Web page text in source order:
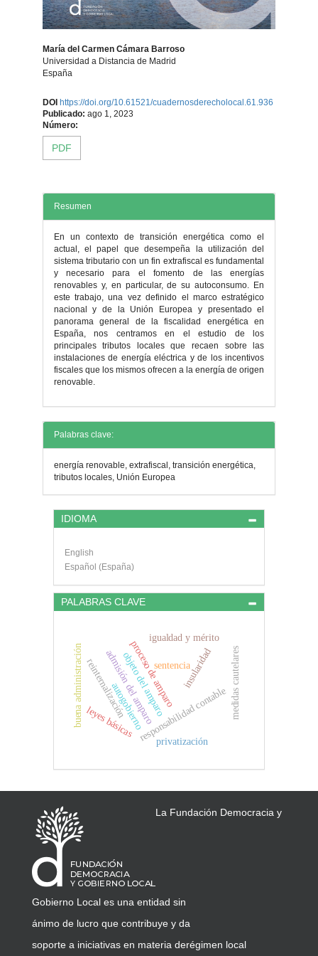
María del Carmen Cámara Barroso
Universidad a Distancia de Madrid
España
Contenido
principal
del
DOI https://doi.org/10.61521/cuadernosderecholocal.61.936
Publicado: ago 1, 2023
Número:
PDF
Resumen
En un contexto de transición energética como el
actual, el papel que desempeña la utilización del
sistema tributario con un fin extrafiscal es fundamental
y necesario para el fomento de las energías
renovables y, en particular, de su autoconsumo. En
este trabajo, una vez definido el marco estratégico
nacional y de la Unión Europea y presentado el
panorama general de la fiscalidad energética en
España, nos centramos en el estudio de los
principales tributos locales que recaen sobre las
instalaciones de energía eléctrica y de los incentivos
fiscales que los mismos ofrecen a la energía de origen
renovable.
Detalles
del
artículo
Palabras clave:
energía renovable, extrafiscal, transición energética,
tributos locales, Unión Europea
IDIOMA
English
Español (España)
PALABRAS CLAVE
responsabilidad contable
insularidad
sentencia
objeto del amparo
admisión del amparo
proceso de amparo
autogobierno medidas cautelares
leyes básicas
reinternalización
privatización
buena administración
igualdad y mérito
La Fundación Democracia y
Gobierno Local es una entidad sin
ánimo de lucro que contribuye y da
soporte a iniciativas en materia derégimen local